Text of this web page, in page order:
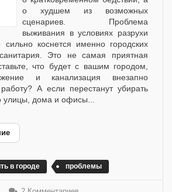
о худшем из возможных
сценариев. Проблема
выживания в условиях разрухи
сильно коснется именно городских
Это не самая приятная
что будет с вашим городом,
и канализация внезапно
А если перестанут убирать
улицы, дома и офисы...
в городе проблемы